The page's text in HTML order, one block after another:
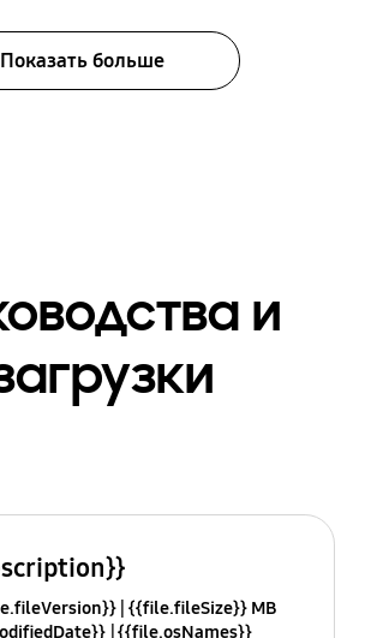
Показать больше
и
{{file.fileSize}} MB
{{file.osNames}}